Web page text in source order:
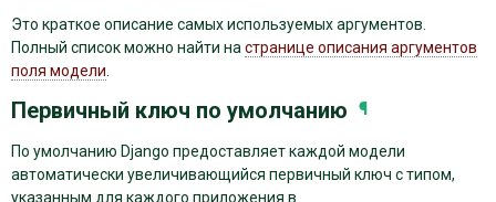
Это краткое описание самых используемых аргументов.
Полный список можно найти на странице описания аргументов
поля модели
Первичный ключ по умолчанию ¶
По умолчанию Django предоставляет каждой модели
автоматически увеличивающийся первичный ключ с типом,
указанным для каждого приложения в